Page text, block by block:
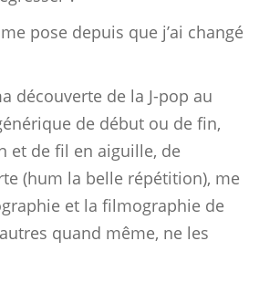
pose depuis que j’ai changé
découverte de la J-pop au
de début ou de fin,
et de fil en aiguille, de
(hum la belle répétition), me
et la filmographie de
quand même, ne les